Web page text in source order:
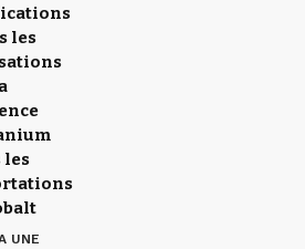
les
les
UNE